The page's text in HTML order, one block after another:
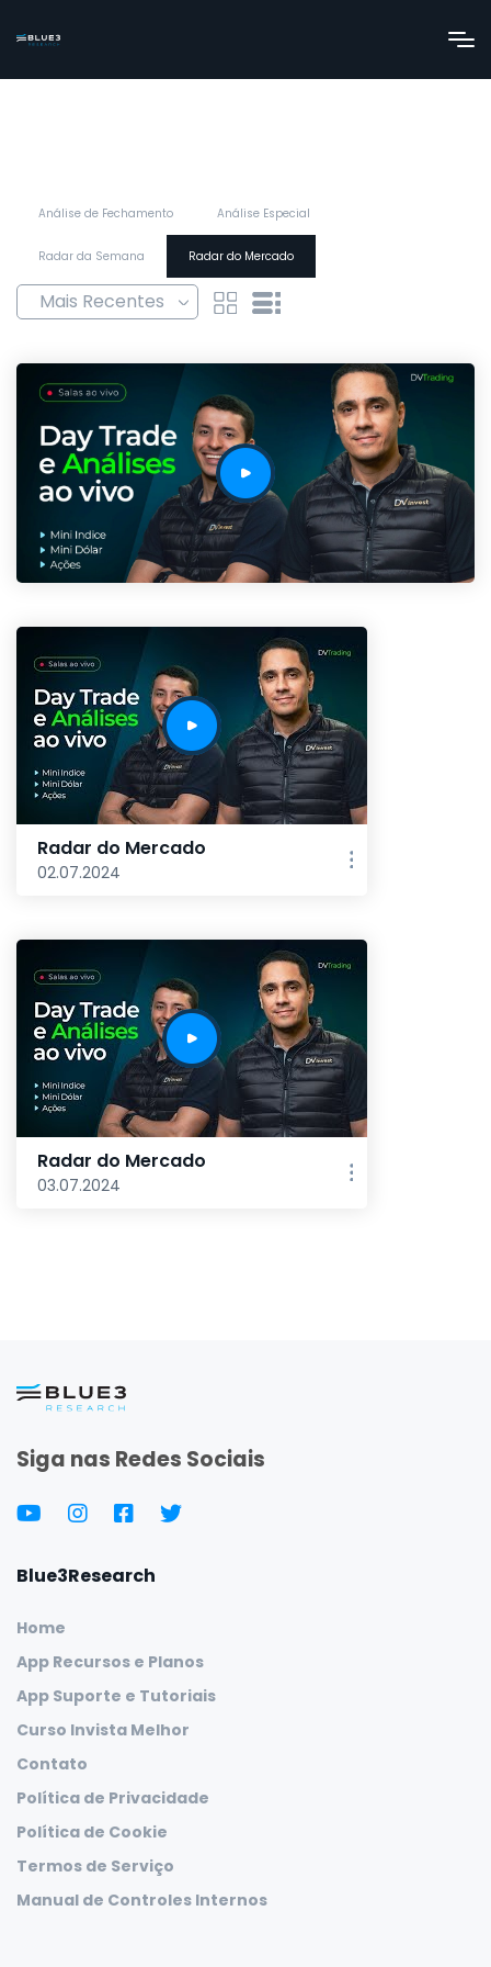
Análise de Fechamento Análise Especial
Radar da Semana Radar do Mercado
Radar do Mercado
02.07.2024
Radar do Mercado
03.07.2024
Siga nas Redes Sociais
Blue3Research
Home
App Recursos e Planos
App Suporte e Tutoriais
Curso Invista Melhor
Contato
Política de Privacidade
Política de Cookie
Termos de Serviço
Manual de Controles Internos